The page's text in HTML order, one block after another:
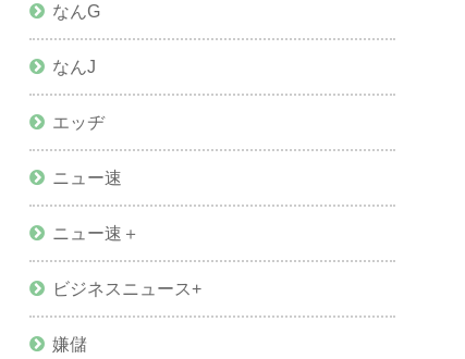
なんG
なんJ
エッヂ
ニュー速
ニュー速＋
ビジネスニュース+
嫌儲